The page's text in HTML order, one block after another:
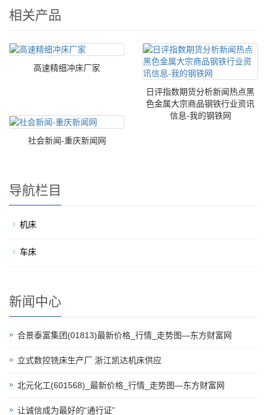
相关产品
高速精细冲床厂家
日评指数期货分析新闻热点黑
色金属大宗商品钢铁行业资讯
信息-我的钢铁网
社会新闻-重庆新闻网
导航栏目
机床
车床
新闻中心
合景泰富集团(01813)最新价格_行情_走势图—东方财富网
立式数控铣床生产厂 浙江凯达机床供应
北元化工(601568)_最新价格_行情_走势图—东方财富网
让诚信成为最好的“通行证”